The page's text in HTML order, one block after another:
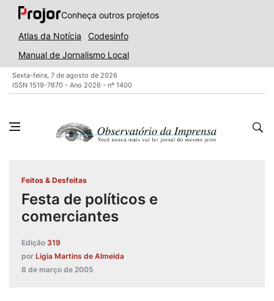
Conheça outros projetos
Atlas da Notícia
Codesinfo
Manual de Jornalismo Local
Sexta-feira, 7 de agosto de 2026
ISSN 1519-7670 - Ano 2026 - nº 1400
Feitos & Desfeitas
Festa de políticos e
comerciantes
Edição 319
por Ligia Martins de Almeida
8 de março de 2005